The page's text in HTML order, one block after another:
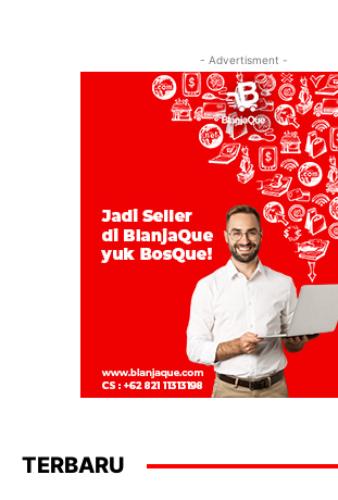
- Advertisment -
TERBARU